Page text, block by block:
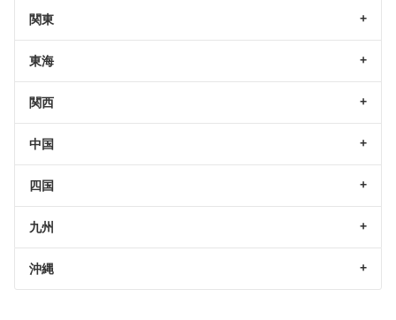
関東
東海
関西
中国
四国
九州
沖縄